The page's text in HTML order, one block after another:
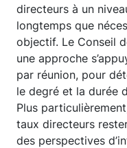
directeurs à un
longtemps que
objectif. Le Conseil
une approche
par réunion, pour
le degré et la durée
Plus
taux directeurs
des perspectives